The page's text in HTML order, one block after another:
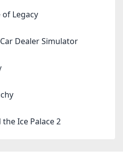
of Legacy
Dealer Simulator
Ice Palace 2